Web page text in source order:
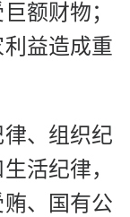
额财物；
益造成重
、组织纪
活纪律，
、国有公